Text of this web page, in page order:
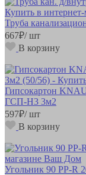
Труба
667₽/ шт
В корзину
Гипсокартон
ГСП-Н3 3м2
597₽/ шт
В корзину
Угольник 90 РР-R